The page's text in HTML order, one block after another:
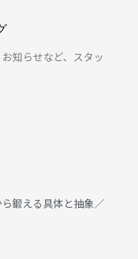
知らせなど、スタッ
鍛える具体と抽象／